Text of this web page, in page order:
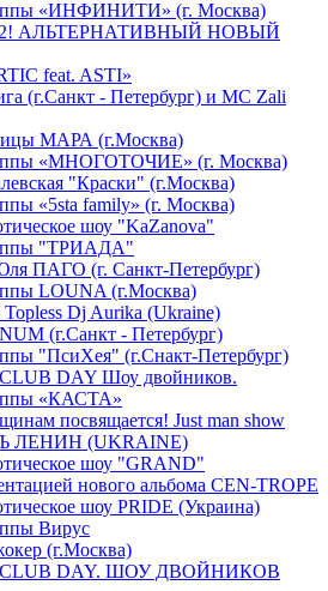
«ИНФИНИТИ» (г. Москва)
АЛЬТЕРНАТИВНЫЙ НОВЫЙ
feat. ASTI»
(г.Санкт - Петербург) и MC Zali
МАРА (г.Москва)
«МНОГОТОЧИЕ» (г. Москва)
"Краски" (г.Москва)
«5sta family» (г. Москва)
шоу "KaZanova"
"ТРИАДА"
ПАГО (г. Санкт-Петербург)
LOUNA (г.Москва)
Dj Aurika (Ukraine)
(г.Санкт - Петербург)
"ПсиХея" (г.Снакт-Петербург)
DAY Шоу двойников.
«КАСТА»
посвящается! Just man show
ЛЕНИН (UKRAINE)
шоу "GRAND"
нового альбома CEN-TROPE
шоу PRIDE (Украина)
Вирус
(г.Москва)
CLUB DAY. ШОУ ДВОЙНИКОВ